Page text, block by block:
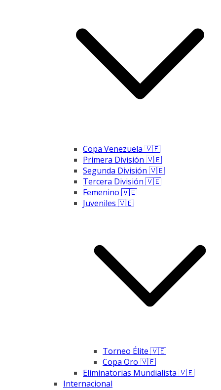
Copa Venezuela 🇻🇪
Primera División 🇻🇪
Segunda División 🇻🇪
Tercera División 🇻🇪
Femenino 🇻🇪
Juveniles 🇻🇪
Torneo Élite 🇻🇪
Copa Oro 🇻🇪
Eliminatorias Mundialista 🇻🇪
Internacional